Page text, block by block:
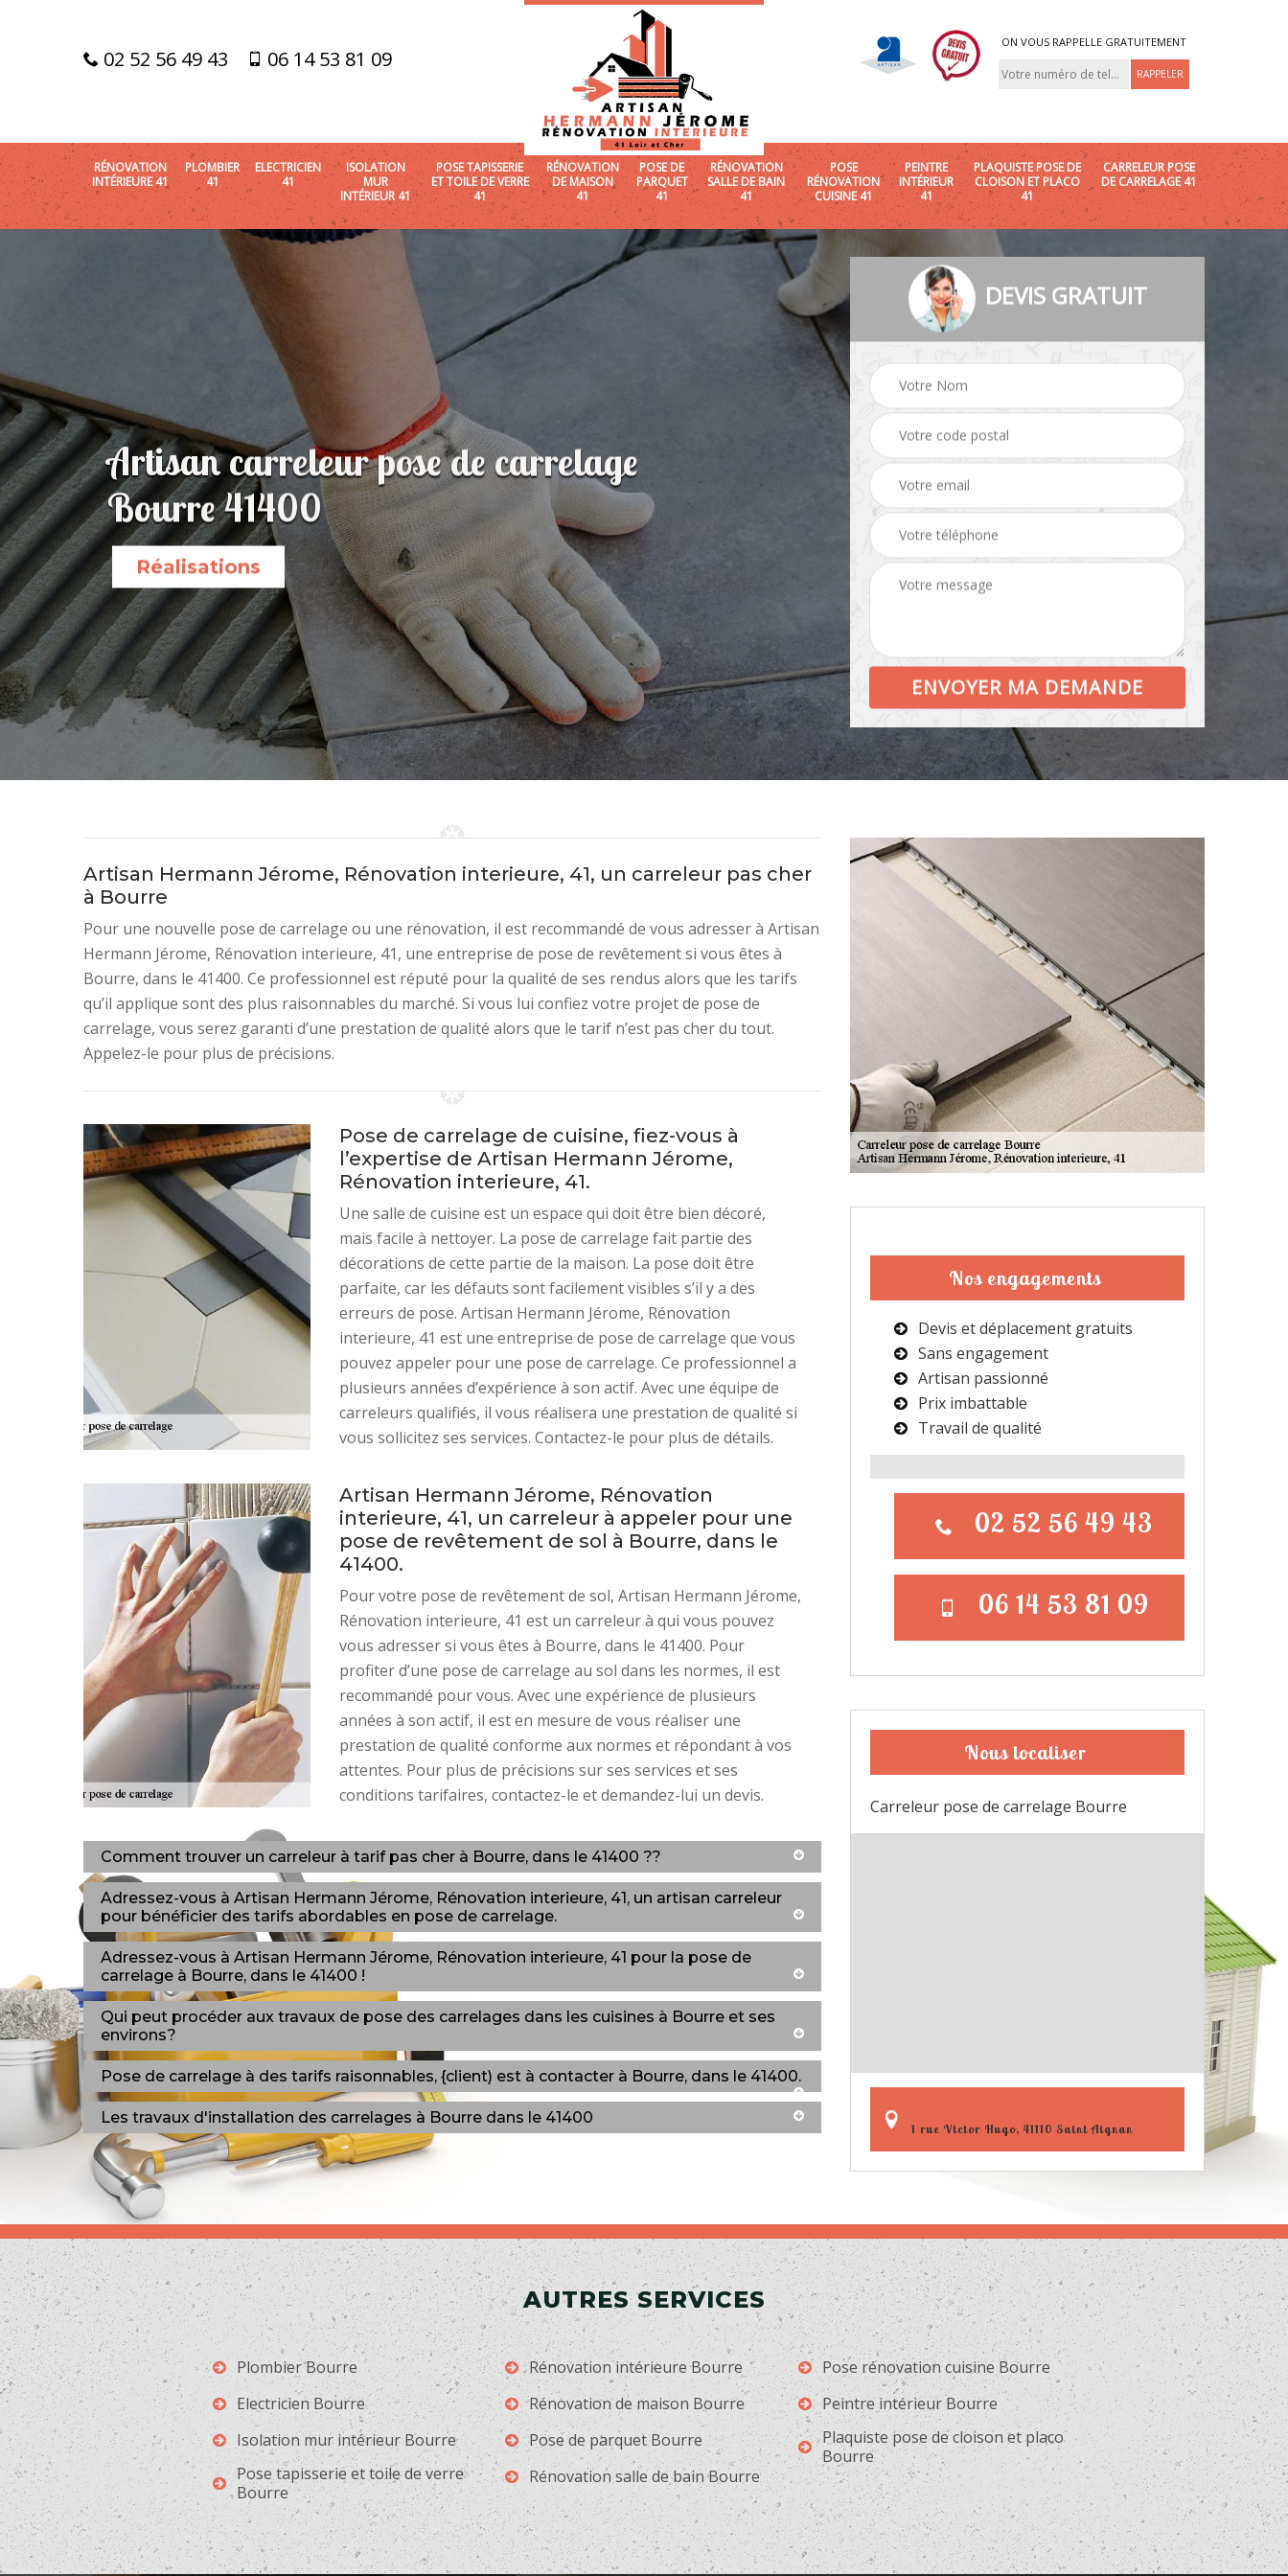
02 52 56 49 43 06 14 53 81 09
ON VOUS RAPPELLE GRATUITEMENT
RÉNOVATION
INTÉRIEURE 41
PLOMBIER
41
ELECTRICIEN
41
ISOLATION
MUR
INTÉRIEUR 41
POSE TAPISSERIE
ET TOILE DE VERRE
41
RÉNOVATION
DE MAISON
41
POSE DE
PARQUET
41
RÉNOVATION
SALLE DE BAIN
41
POSE
RÉNOVATION
CUISINE 41
PEINTRE
INTÉRIEUR
41
PLAQUISTE POSE DE
CLOISON ET PLACO
41
CARRELEUR POSE
DE CARRELAGE 41
Artisan carreleur pose de carrelage
Bourre 41400
Réalisations
DEVIS GRATUIT
Artisan Hermann Jérome, Rénovation interieure, 41, un carreleur pas cher
à Bourre
Pour une nouvelle pose de carrelage ou une rénovation, il est recommandé de vous adresser à Artisan
Hermann Jérome, Rénovation interieure, 41, une entreprise de pose de revêtement si vous êtes à
Bourre, dans le 41400. Ce professionnel est réputé pour la qualité de ses rendus alors que les tarifs
qu’il applique sont des plus raisonnables du marché. Si vous lui confiez votre projet de pose de
carrelage, vous serez garanti d’une prestation de qualité alors que le tarif n’est pas cher du tout.
Appelez-le pour plus de précisions.
Pose de carrelage de cuisine, fiez-vous à
l’expertise de Artisan Hermann Jérome,
Rénovation interieure, 41.
Une salle de cuisine est un espace qui doit être bien décoré,
mais facile à nettoyer. La pose de carrelage fait partie des
décorations de cette partie de la maison. La pose doit être
parfaite, car les défauts sont facilement visibles s’il y a des
erreurs de pose. Artisan Hermann Jérome, Rénovation
interieure, 41 est une entreprise de pose de carrelage que vous
pouvez appeler pour une pose de carrelage. Ce professionnel a
plusieurs années d’expérience à son actif. Avec une équipe de
carreleurs qualifiés, il vous réalisera une prestation de qualité si
vous sollicitez ses services. Contactez-le pour plus de détails.
Artisan Hermann Jérome, Rénovation
interieure, 41, un carreleur à appeler pour une
pose de revêtement de sol à Bourre, dans le
41400.
Pour votre pose de revêtement de sol, Artisan Hermann Jérome,
Rénovation interieure, 41 est un carreleur à qui vous pouvez
vous adresser si vous êtes à Bourre, dans le 41400. Pour
profiter d’une pose de carrelage au sol dans les normes, il est
recommandé pour vous. Avec une expérience de plusieurs
années à son actif, il est en mesure de vous réaliser une
prestation de qualité conforme aux normes et répondant à vos
attentes. Pour plus de précisions sur ses services et ses
conditions tarifaires, contactez-le et demandez-lui un devis.
Comment trouver un carreleur à tarif pas cher à Bourre, dans le 41400 ??
Adressez-vous à Artisan Hermann Jérome, Rénovation interieure, 41, un artisan carreleur
pour bénéficier des tarifs abordables en pose de carrelage.
Adressez-vous à Artisan Hermann Jérome, Rénovation interieure, 41 pour la pose de
carrelage à Bourre, dans le 41400 !
Qui peut procéder aux travaux de pose des carrelages dans les cuisines à Bourre et ses
environs?
Pose de carrelage à des tarifs raisonnables, {client) est à contacter à Bourre, dans le 41400.
Les travaux d'installation des carrelages à Bourre dans le 41400
Nos engagements
Devis et déplacement gratuits
Sans engagement
Artisan passionné
Prix imbattable
Travail de qualité
02 52 56 49 43
06 14 53 81 09
Nous localiser
Carreleur pose de carrelage Bourre
1 rue Victor Hugo, 41110 Saint Aignan
AUTRES SERVICES
Plombier Bourre
Electricien Bourre
Isolation mur intérieur Bourre
Pose tapisserie et toile de verre
Bourre
Rénovation intérieure Bourre
Rénovation de maison Bourre
Pose de parquet Bourre
Rénovation salle de bain Bourre
Pose rénovation cuisine Bourre
Peintre intérieur Bourre
Plaquiste pose de cloison et placo
Bourre